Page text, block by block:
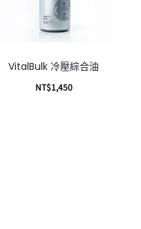
VitalBulk 冷壓綜合油
NT$1,450